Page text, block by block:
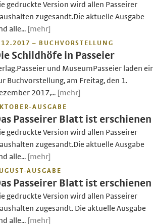
gedruckte Version wird allen Passeirer
zugesandt.Die aktuelle Ausgabe
alle... [mehr]
– BUCHVORSTELLUNG
Schildhöfe in Passeier
und MuseumPasseier laden
Buchvorstellung, am Freitag, den 1.
2017,... [mehr]
AUSGABE
Passeirer Blatt ist erschienen
gedruckte Version wird allen Passeirer
zugesandt.Die aktuelle Ausgabe
alle... [mehr]
AUSGABE
Passeirer Blatt ist erschienen
gedruckte Version wird allen Passeirer
zugesandt. Die aktuelle Ausgabe
alle... [mehr]